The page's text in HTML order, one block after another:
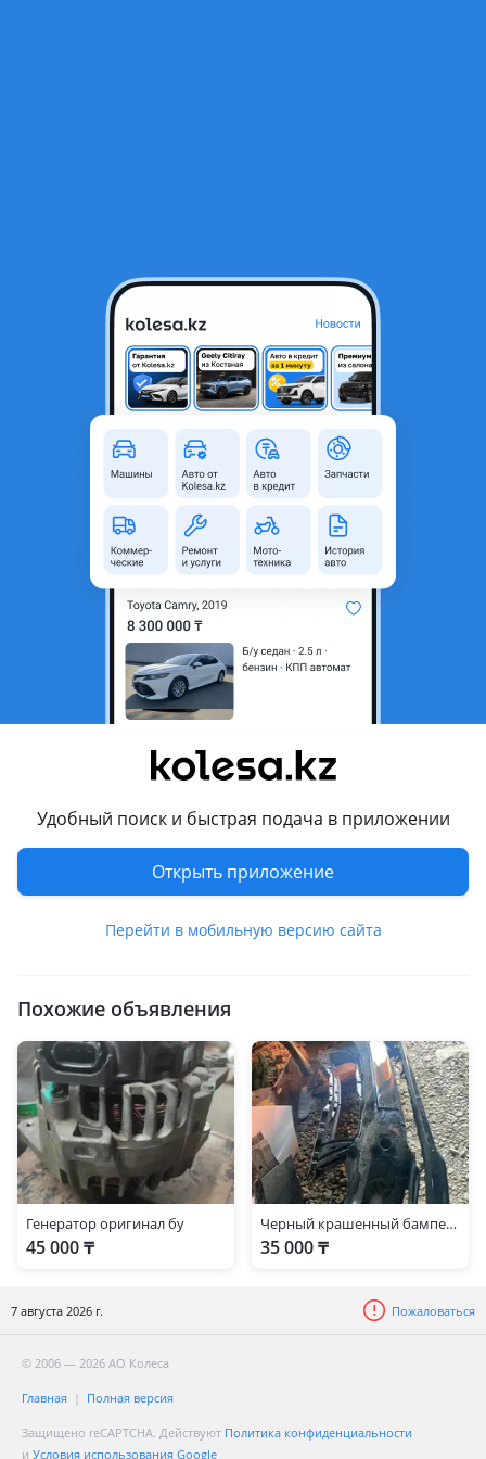
Удобный поиск и быстрая подача в приложении
Открыть приложение
Перейти в мобильную версию сайта
Бампер задний в оригинале бу
Алматы, Алматинская
область
Б/y
Комментарий продавца
Задний бампер в оригинале бу с диффектом от киа рио 3
ресталинг. Цена от состояния
Другие объявления продавца
Запчасти
Автозапчасти
254
Похожие объявления
Генератор оригинал бу
45 000 ₸
Черный крашенный бампер дубль
35 000 ₸
7 августа 2026 г. Пожаловаться
© 2006 — 2026 АО Колеса
Главная Полная версия
Защищено reCAPTCHA. Действуют Политика конфиденциальности
и Условия использования Google